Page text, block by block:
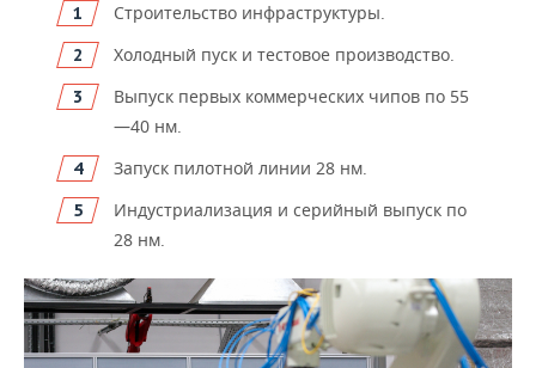
Строительство инфраструктуры.
Холодный пуск и тестовое производство.
Выпуск первых коммерческих чипов по 55
—40 нм.
Запуск пилотной линии 28 нм.
Индустриализация и серийный выпуск по
28 нм.